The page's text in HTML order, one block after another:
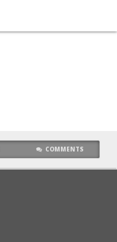
COMMENTS